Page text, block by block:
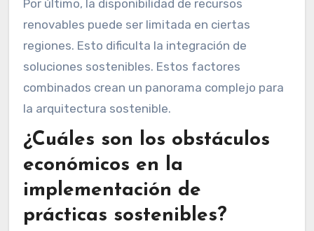
Por último, la disponibilidad de recursos
renovables puede ser limitada en ciertas
regiones. Esto dificulta la integración de
soluciones sostenibles. Estos factores
combinados crean un panorama complejo para
la arquitectura sostenible.
¿Cuáles son los obstáculos
económicos en la
implementación de
prácticas sostenibles?